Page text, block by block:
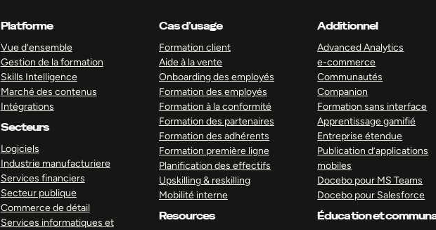
Platforme
Vue d’ensemble
Gestion de la formation
Skills Intelligence
Marché des contenus
Intégrations
Secteurs
Logiciels
Industrie manufacturiere
Services financiers
Secteur publique
Commerce de détail
Services informatiques et
Cas d’usage
Formation client
Aide à la vente
Onboarding des employés
Formation des employés
Formation à la conformité
Formation des partenaires
Formation des adhérents
Formation première ligne
Planification des effectifs
Upskilling & reskilling
Mobilité interne
Resources
Additionnel
Advanced Analytics
e-commerce
Communautés
Companion
Formation sans interface
Apprentissage gamifié
Entreprise étendue
Publication d’applications
mobiles
Docebo pour MS Teams
Docebo pour Salesforce
Éducation et